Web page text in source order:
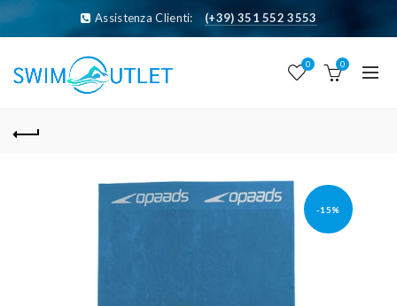
Assistenza Clienti: (+39) 351 552 3553
0 0
-15%